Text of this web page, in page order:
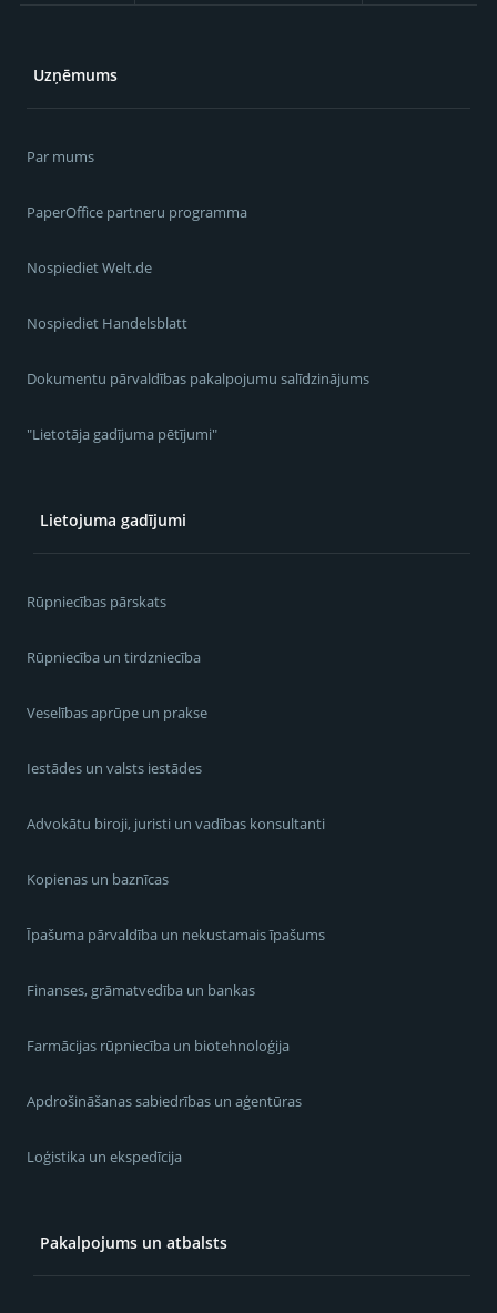
Uzņēmums
Par mums
PaperOffice partneru programma
Nospiediet Welt.de
Nospiediet Handelsblatt
Dokumentu pārvaldības pakalpojumu salīdzinājums
"Lietotāja gadījuma pētījumi"
Lietojuma gadījumi
Rūpniecības pārskats
Rūpniecība un tirdzniecība
Veselības aprūpe un prakse
Iestādes un valsts iestādes
Advokātu biroji, juristi un vadības konsultanti
Kopienas un baznīcas
Īpašuma pārvaldība un nekustamais īpašums
Finanses, grāmatvedība un bankas
Farmācijas rūpniecība un biotehnoloģija
Apdrošināšanas sabiedrības un aģentūras
Loģistika un ekspedīcija
Pakalpojums un atbalsts